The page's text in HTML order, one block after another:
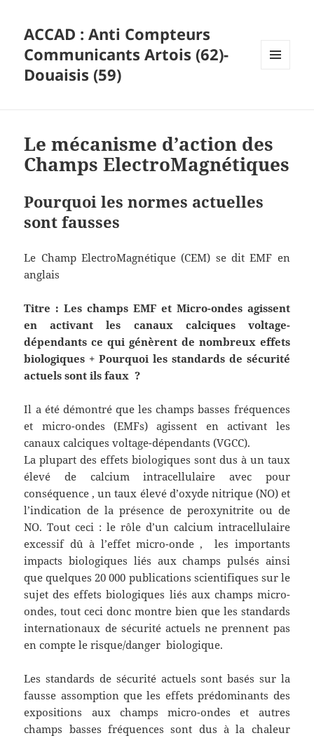
ACCAD : Anti Compteurs
Communicants Artois (62)-
Douaisis (59)
Le mécanisme d’action des
Champs ElectroMagnétiques
Pourquoi les normes actuelles
sont fausses
Le Champ ElectroMagnétique (CEM) se dit EMF en
anglais
Titre : Les champs EMF et Micro-ondes agissent
en activant les canaux calciques voltage-
dépendants ce qui génèrent de nombreux effets
biologiques + Pourquoi les standards de sécurité
actuels sont ils faux ?
Il a été démontré que les champs basses fréquences
et micro-ondes (EMFs) agissent en activant les
canaux calciques voltage-dépendants (VGCC).
La plupart des effets biologiques sont dus à un taux
élevé de calcium intracellulaire avec pour
conséquence , un taux élevé d’oxyde nitrique (NO) et
l’indication de la présence de peroxynitrite ou de
NO. Tout ceci : le rôle d’un calcium intracellulaire
excessif dû à l’effet micro-onde , les importants
impacts biologiques liés aux champs pulsés ainsi
que quelques 20 000 publications scientifiques sur le
sujet des effets biologiques liés aux champs micro-
ondes, tout ceci donc montre bien que les standards
internationaux de sécurité actuels ne prennent pas
en compte le risque/danger biologique.
Les standards de sécurité actuels sont basés sur la
fausse assomption que les effets prédominants des
expositions aux champs micro-ondes et autres
champs basses fréquences sont dus à la chaleur